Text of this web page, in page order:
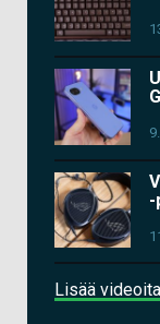
-
Lisää videoita